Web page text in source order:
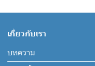
เกี่ยวกับเรา
บทความ